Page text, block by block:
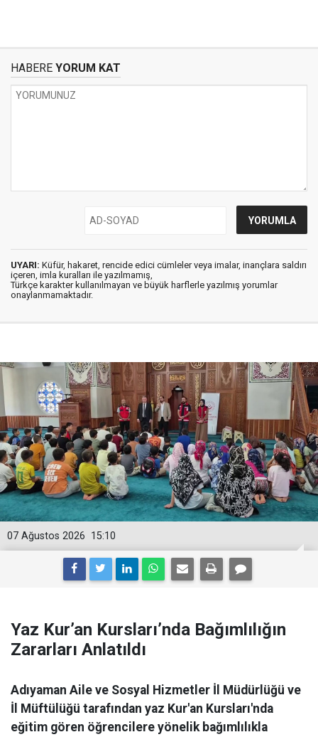
HABERE YORUM KAT
UYARI: Küfür, hakaret, rencide edici cümleler veya imalar, inançlara saldırı
içeren, imla kuralları ile yazılmamış,
Türkçe karakter kullanılmayan ve büyük harflerle yazılmış yorumlar
onaylanmamaktadır.
15:10
07 Ağustos 2026
Yaz Kur’an Kursları’nda Bağımlılığın
Zararları Anlatıldı
Adıyaman Aile ve Sosyal Hizmetler İl Müdürlüğü ve
İl Müftülüğü tarafından yaz Kur'an Kursları'nda
eğitim gören öğrencilere yönelik bağımlılıkla